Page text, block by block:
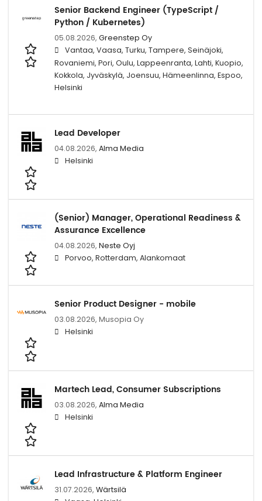
Senior Backend Engineer (TypeScript /
Python / Kubernetes)
05.08.2026, Greenstep Oy
Vantaa, Vaasa, Turku, Tampere, Seinäjoki,
Rovaniemi, Pori, Oulu, Lappeenranta, Lahti, Kuopio,
Kokkola, Jyväskylä, Joensuu, Hämeenlinna, Espoo,
Helsinki
Lead Developer
04.08.2026, Alma Media
Helsinki
(Senior) Manager, Operational Readiness &
Assurance Excellence
04.08.2026, Neste Oyj
Porvoo, Rotterdam, Alankomaat
Senior Product Designer - mobile
03.08.2026, Musopia Oy
Helsinki
Martech Lead, Consumer Subscriptions
03.08.2026, Alma Media
Helsinki
Lead Infrastructure & Platform Engineer
31.07.2026, Wärtsilä